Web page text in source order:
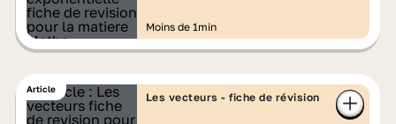
Moins de 1min
Article
Les vecteurs - fiche de révision